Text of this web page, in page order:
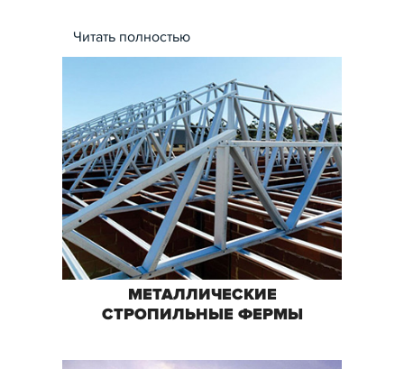
Читать полностью
МЕТАЛЛИЧЕСКИЕ
СТРОПИЛЬНЫЕ ФЕРМЫ